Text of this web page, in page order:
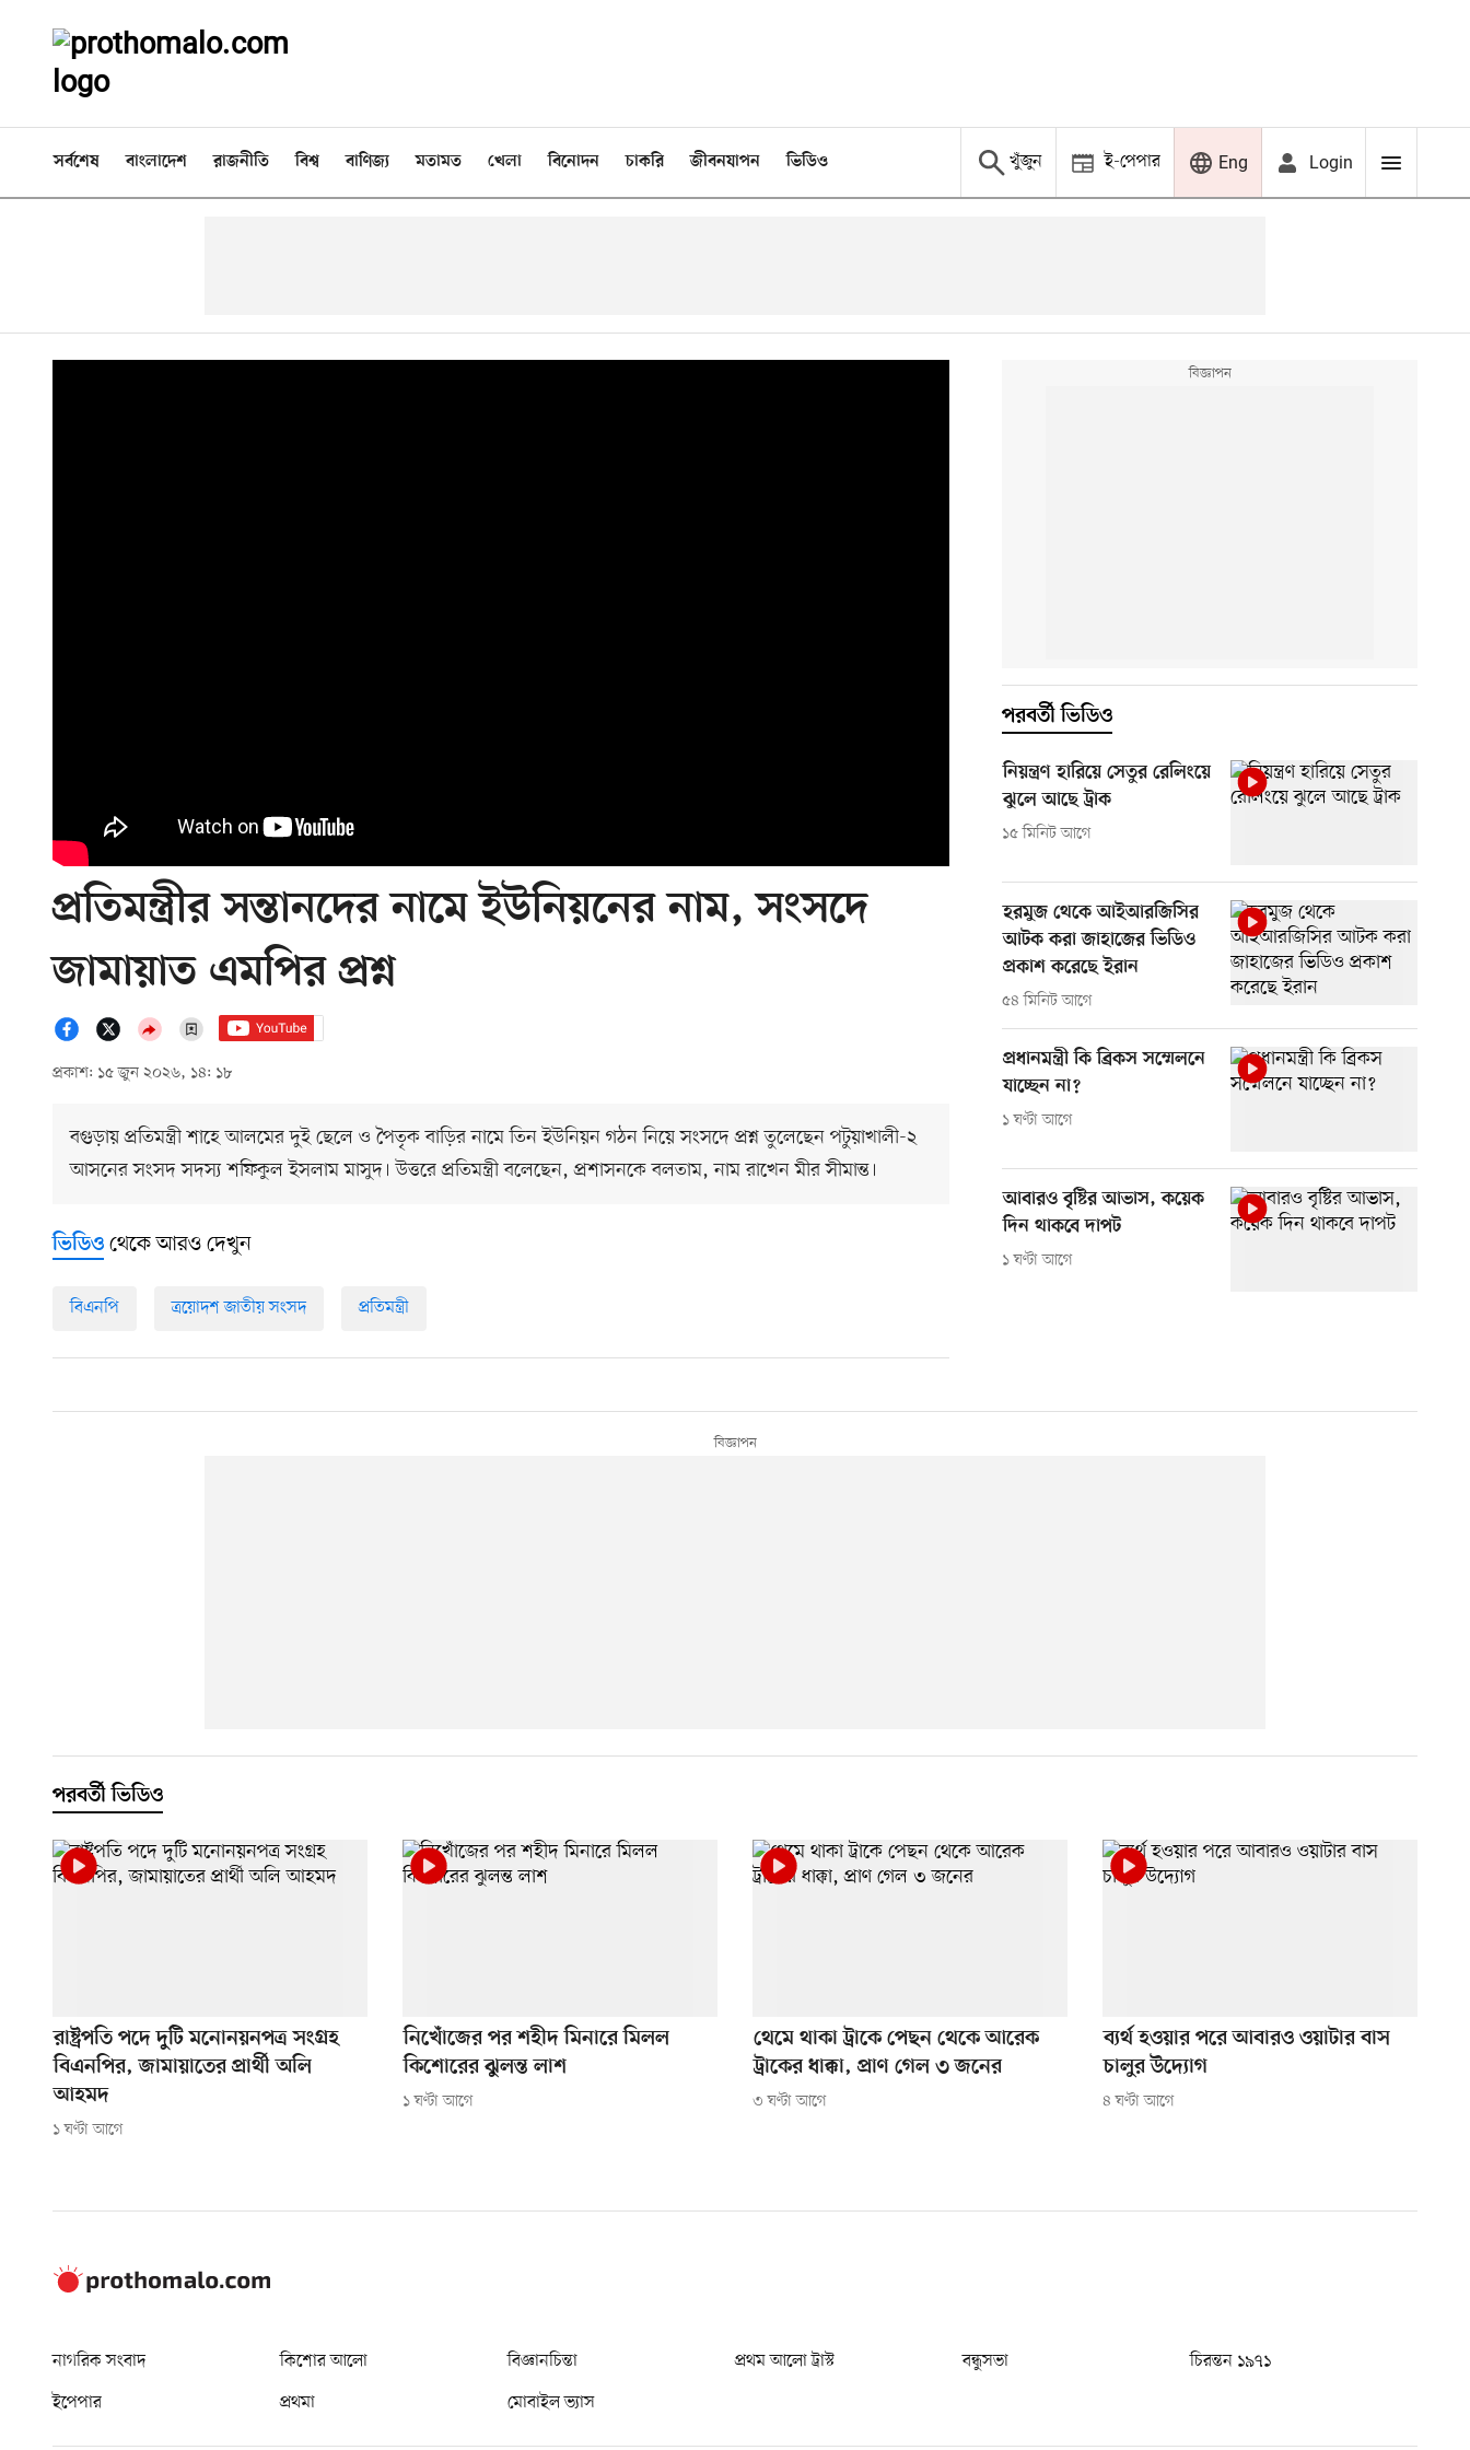
সর্বশেষ বাংলাদেশ রাজনীতি বিশ্ব বাণিজ্য মতামত খেলা বিনোদন চাকরি জীবনযাপন ভিডিও খুঁজুন ই-পেপার Eng Login
প্রতিমন্ত্রীর সন্তানদের নামে ইউনিয়নের নাম, সংসদে
জামায়াত এমপির প্রশ্ন
প্রকাশ: ১৫ জুন ২০২৬, ১৪: ১৮
বগুড়ায় প্রতিমন্ত্রী শাহে আলমের দুই ছেলে ও পৈতৃক বাড়ির নামে তিন ইউনিয়ন গঠন নিয়ে সংসদে প্রশ্ন তুলেছেন পটুয়াখালী-২
আসনের সংসদ সদস্য শফিকুল ইসলাম মাসুদ। উত্তরে প্রতিমন্ত্রী বলেছেন, প্রশাসনকে বলতাম, নাম রাখেন মীর সীমান্ত।
পরবর্তী ভিডিও
নিয়ন্ত্রণ হারিয়ে সেতুর রেলিংয়ে
ঝুলে আছে ট্রাক
১৫ মিনিট আগে
হরমুজ থেকে আইআরজিসির
আটক করা জাহাজের ভিডিও
প্রকাশ করেছে ইরান
৫৪ মিনিট আগে
প্রধানমন্ত্রী কি ব্রিকস সম্মেলনে
যাচ্ছেন না?
১ ঘণ্টা আগে
আবারও বৃষ্টির আভাস, কয়েক
দিন থাকবে দাপট
১ ঘণ্টা আগে
ভিডিও থেকে আরও দেখুন
বিএনপি ত্রয়োদশ জাতীয় সংসদ প্রতিমন্ত্রী
পরবর্তী ভিডিও
রাষ্ট্রপতি পদে দুটি মনোনয়নপত্র সংগ্রহ
বিএনপির, জামায়াতের প্রার্থী অলি
আহমদ
১ ঘণ্টা আগে
নিখোঁজের পর শহীদ মিনারে মিলল
কিশোরের ঝুলন্ত লাশ
১ ঘণ্টা আগে
থেমে থাকা ট্রাকে পেছন থেকে আরেক
ট্রাকের ধাক্কা, প্রাণ গেল ৩ জনের
৩ ঘণ্টা আগে
ব্যর্থ হওয়ার পরে আবারও ওয়াটার বাস
চালুর উদ্যোগ
৪ ঘণ্টা আগে
নাগরিক সংবাদ কিশোর আলো বিজ্ঞানচিন্তা প্রথম আলো ট্রাস্ট বন্ধুসভা
চিরন্তন ১৯৭১
ইপেপার
প্রথমা মোবাইল ভ্যাস